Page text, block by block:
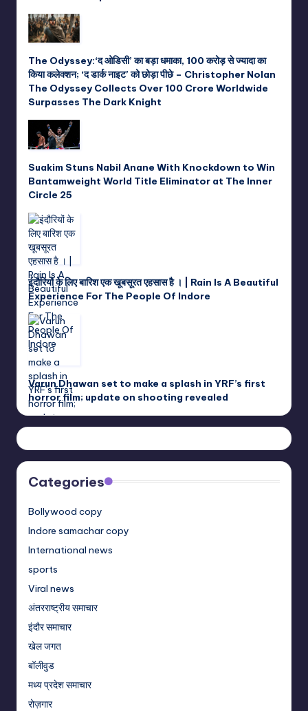
The Odyssey:‘द ओडिसी’ का बड़ा धमाका, 100 करोड़ से ज्यादा का
किया कलेक्शन; ‘द डार्क नाइट’ को छोड़ा पीछे – Christopher Nolan
The Odyssey Collects Over 100 Crore Worldwide
Surpasses The Dark Knight
Suakim Stuns Nabil Anane With Knockdown to Win
Bantamweight World Title Eliminator at The Inner
Circle 25
इंदौरियों के लिए बारिश एक खूबसूरत एहसास है । | Rain Is A Beautiful
Experience For The People Of Indore
Varun Dhawan set to make a splash in YRF’s first
horror film; update on shooting revealed
Categories
Bollywood copy
Indore samachar copy
International news
sports
Viral news
अंतरराष्ट्रीय समाचार
इंदौर समाचार
खेल जगत
बॉलीवुड
मध्य प्रदेश समाचार
रोज़गार